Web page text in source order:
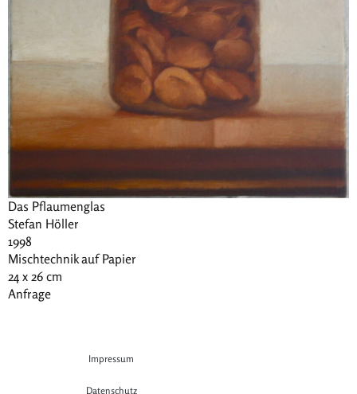
Das Pflaumenglas
Stefan Höller
1998
Mischtechnik auf Papier
24 x 26 cm
Anfrage
Impressum
Datenschutz